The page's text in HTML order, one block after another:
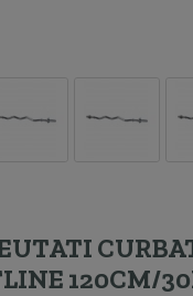
120CM/